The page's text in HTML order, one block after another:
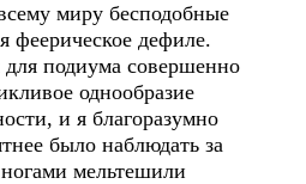
миру бесподобные
феерическое дефиле.
подиума совершенно
однообразие
и я благоразумно
было наблюдать за
мельтешили